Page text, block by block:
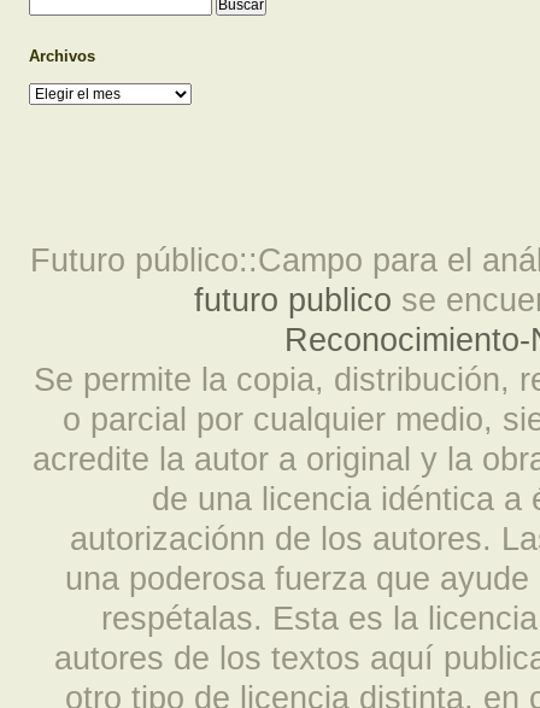
Archivos
Archivos
Futuro público::Campo para el
futuro publico se
Se permite la copia, distribución,
o parcial por cualquier medio,
acredite la autor a original y la
de una licencia idéntica a
autorizaciónn de los autores.
una poderosa fuerza que
respétalas. Esta es la
autores de los textos aquí
otro tipo de licencia distinta, en